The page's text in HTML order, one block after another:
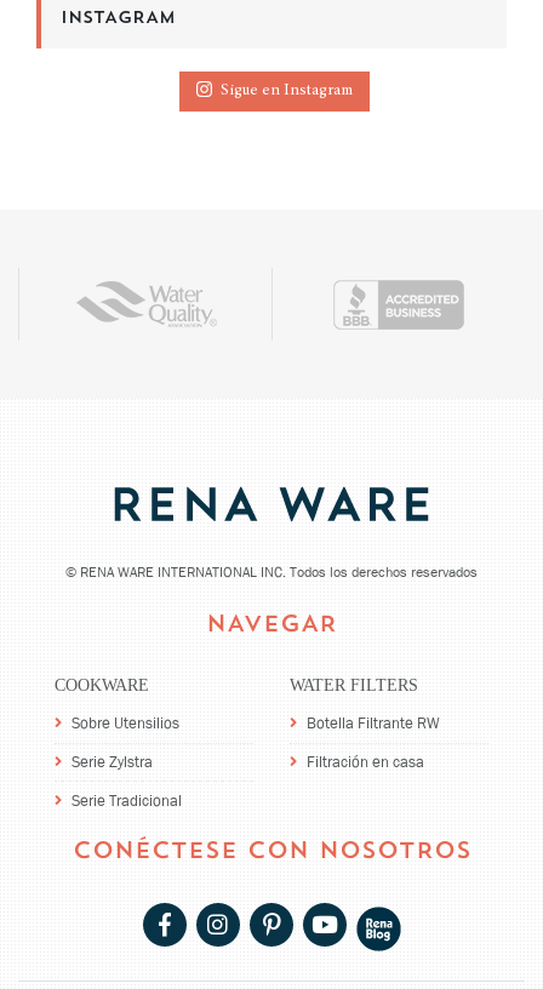
INSTAGRAM
Sigue en Instagram
© RENA WARE INTERNATIONAL INC. Todos los derechos reservados
NAVEGAR
COOKWARE
Sobre Utensilios
Serie Zylstra
Serie Tradicional
WATER FILTERS
Botella Filtrante RW
Filtración en casa
CONÉCTESE CON NOSOTROS